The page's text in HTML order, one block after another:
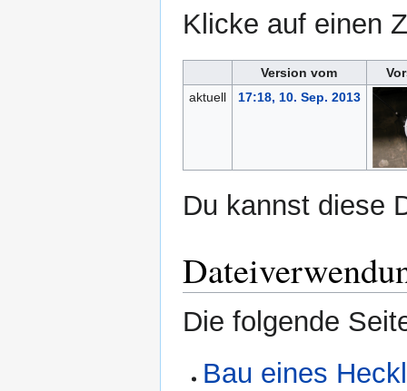
Klicke auf einen
Version vom
aktuell
17:18, 10. Sep. 2013
Du kannst diese
Die folgende
Bau eines